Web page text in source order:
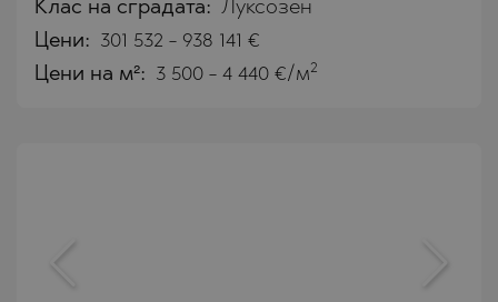
Клас на сградата: Луксозен
Цени: 301 532 - 938 141 €
Цени на м²: 3 500 - 4 440 €/м2